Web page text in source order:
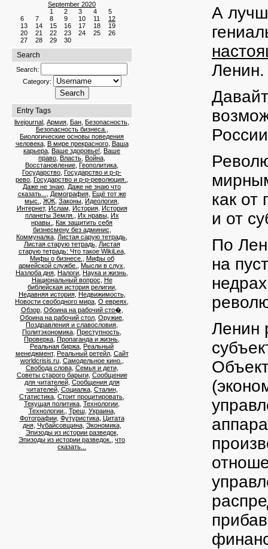
September 2020
1
2 3 4
5
6
7 8 9 10 11
12
13
14 15 16 17 18
19
20
21 22 23 24 25
26
27
28 29 30
Search
Search:
Category:
Entry Tags
livejournal Армия Бан Безопасность
Безопасность бизнеса.
Биологические основы поведения
человека, В мире прекрасного, Ваша
карьера Ваше здоровье! Ваше
право Власть Война
Восстановление Геополитика
Государство Государство и р-р-
рево Государство и р-р-революция.
Даже не знаю Даже не знаю что
сказать...
Демография, Ещё тот же
мыс.
ЖЖ Законы Идеология
Интернет, Ислам История, История
планеты Земля.
Их нравы, Их
нравы.
Как защитить себя
бизнесмену без админис
Коммуналка Листая сарую тетрадь
Листая старую тетрадь, Листая
старую тетрадь: Что такое WikiLea,
Мифы о бизнесе.
Мифы об
армейской службе.
Мысли в слух
Назлоба дня Налоги Наука и жизнь
Национальный вопрос Не
библейская история религии,
Недавняя история, Недвижимость,
Новости свободного мира О евреях
Обзор, Обоина на рабочий сто�,
Обоина на рабочий стол Оружие
Поздравления и славословия
Политэкономика Преступность
Проверка Пропаганда и жизнь
Реальная биржа Реальный
менеджмент, Реальный ретейл, Сайт
worldcrisis.ru, Самодельное кино.
Свобода слова, Семья и дети,
Советы старого барыги, Сообщение
для читателей, Сообщения для
читателей, Социалка, Сталин,
Статистика Стоит процитировать
Текущая политика Технологии
Технологии.
Треш Украина,
Фотографии, Футуристика, Цитата
дня, Чубайсовщина, Экономика,
Эпизоды из истории разведок,
Эпизоды из истории разведок.
что
сказать...
А
Ленин.
как от
и от
По
на
Ленин